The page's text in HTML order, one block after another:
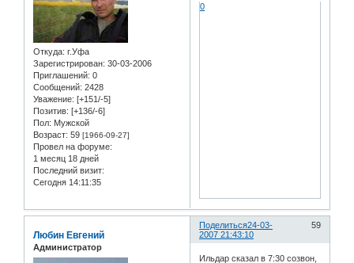
Откуда: г.Уфа
Зарегистрирован: 30-03-2006
Приглашений: 0
Сообщений: 2428
Уважение: [+151/-5]
Позитив: [+136/-6]
Пол: Мужской
Возраст: 59 [1966-09-27]
Провел на форуме:
1 месяц 18 дней
Последний визит:
Сегодня 14:11:35
0
Поделиться 59
24-03-
2007 21:43:10
Любин Евгений
Администратор
Ильдар сказал в 7:30 созвон,